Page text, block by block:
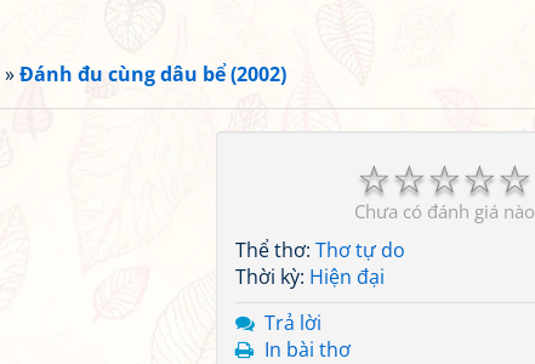
»Đánh đu cùng dâu bể (2002)
☆
☆
☆
☆
☆
Chưa có đánh giá nào
Thể thơ: Thơ tự do
Thời kỳ: Hiện đại
Trả lời
In bài thơ